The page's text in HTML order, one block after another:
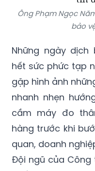
Ông Phạm Ngọc
bảo
Những ngày dịch
hết sức phức tạp
gặp hình ảnh
nhanh nhẹn
cầm máy đo
hàng trước khi